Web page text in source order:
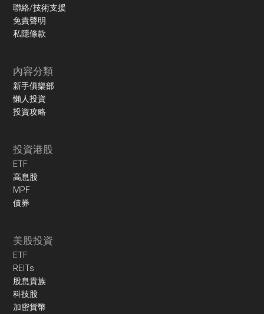
聯絡/技術支援
免責聲明
私隱條款
內容分類
新手俱樂部
懶人投資
投資攻略
投資港股
ETF
高息股
MPF
債券
美股投資
ETF
REITs
股息貴族
科技股
加密貨幣